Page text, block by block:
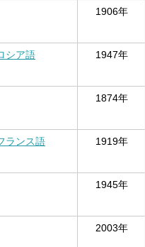
1906年
シア語 1947年
1874年
ランス語 1919年
1945年
2003年